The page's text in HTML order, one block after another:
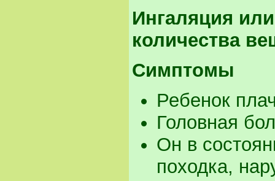
Ингаляция
количества
Симптомы
Ребенок
Головная
Он в
походка,